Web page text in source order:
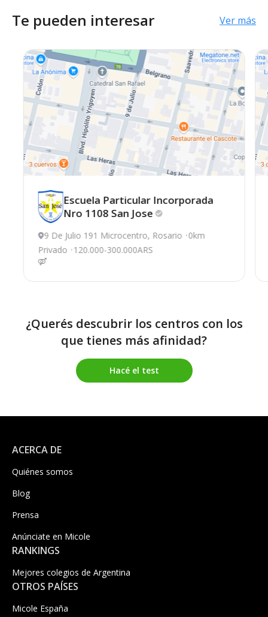
Te pueden interesar Ver más
Escuela Particular Incorporada
Nro 1108 San Jose
9 De Julio 191 Microcentro, Rosario 0km
Privado
120.000-300.000ARS
¿Querés descubrir los centros con los
que tienes más afinidad?
Hacé el test
ACERCA DE
Quiénes somos
Blog
Prensa
Anúnciate en Micole
RANKINGS
Mejores colegios de Argentina
OTROS PAÍSES
Micole España